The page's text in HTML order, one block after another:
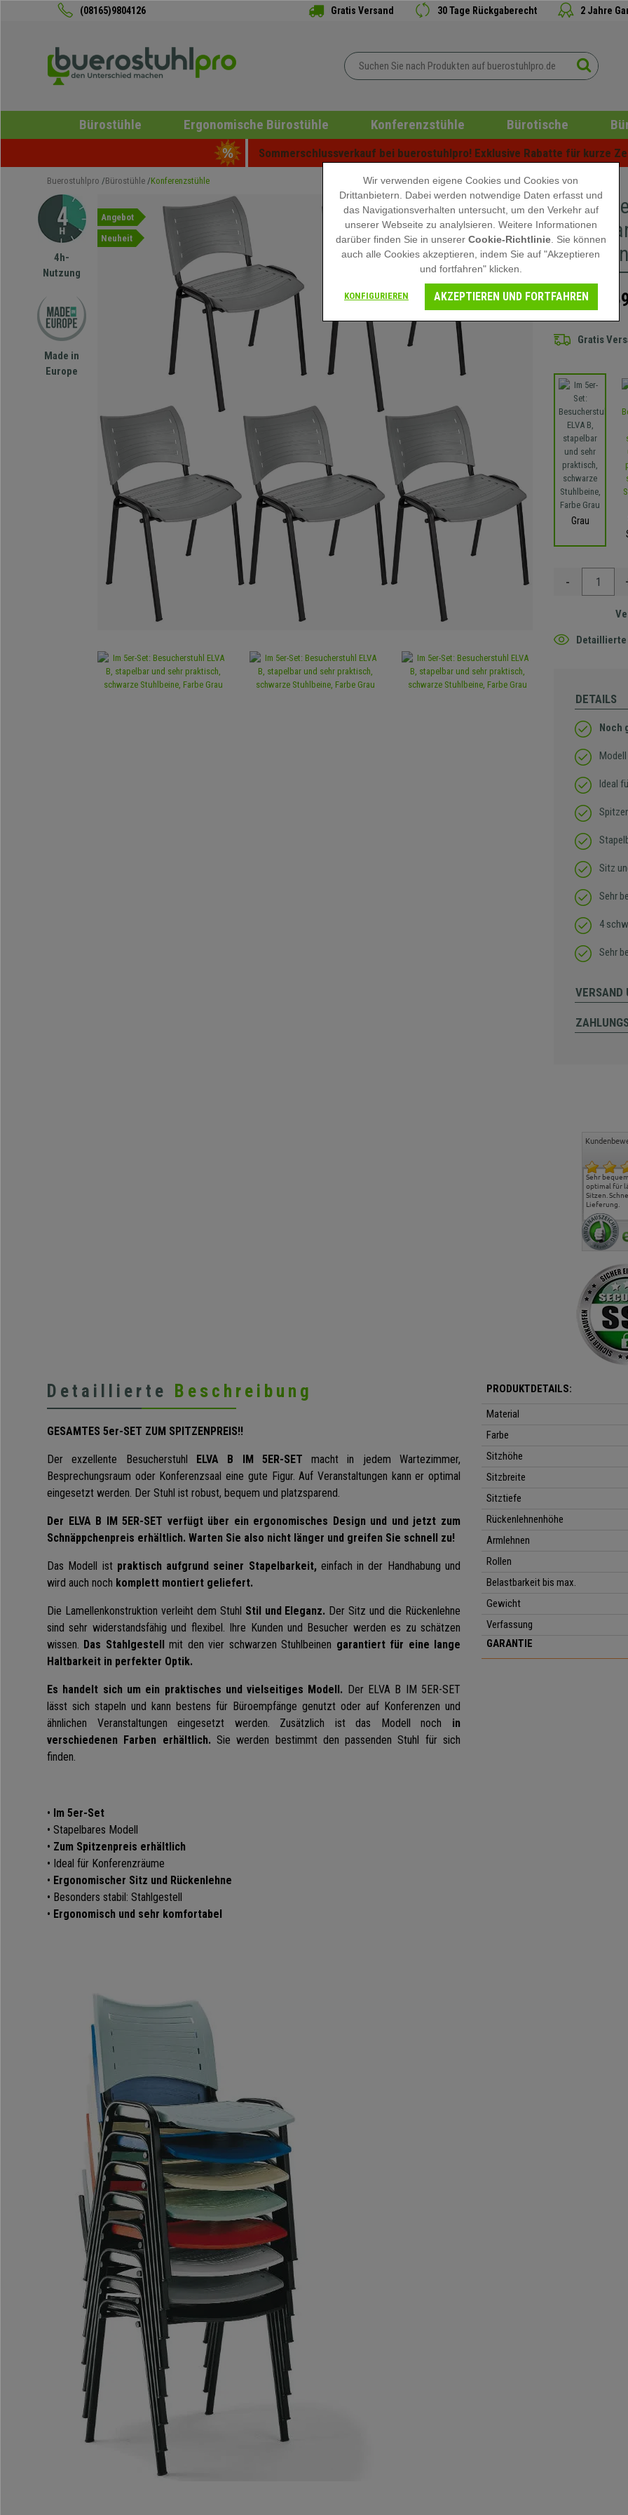
(08165)9804126 Gratis Versand 30 Tage Rückgaberecht 2 Jahre
Bürostühle Ergonomische Bürostühle Konferenzstühle Bürotische
Sommerschlussverkauf bei buerostuhlpro! Exklusive Rabatte für kurze
Buerostuhlpro Bürostühle Konferenzstühle
4h-
Nutzung
Made in
Europe
Angebot
Neuheit
Im 5er-
549,90 €
Gratis
Grau
-
Detaillierte
DETAILS
Noch
Ideal
Sitz
Sehr
4
Sehr
VERSAND
Sehr
optimal für
Sitzen.
Lieferung.
Detaillierte Beschreibung
GESAMTES 5er-SET ZUM SPITZENPREIS!!
Der exzellente Besucherstuhl ELVA B IM 5ER-SET macht in jedem Wartezimmer,
Besprechungsraum oder Konferenzsaal eine gute Figur. Auf Veranstaltungen kann er optimal
eingesetzt werden. Der Stuhl ist robust, bequem und platzsparend.
Der ELVA B IM 5ER-SET verfügt über ein ergonomisches Design und und jetzt zum
Schnäppchenpreis erhältlich. Warten Sie also nicht länger und greifen Sie schnell zu!
Das Modell istpraktisch aufgrund seiner Stapelbarkeit,einfach in der Handhabung und
wird auch noch komplett montiert geliefert.
Die Lamellenkonstruktion verleiht dem Stuhl Stil und Eleganz. Der Sitz und die Rückenlehne
sind sehr widerstandsfähig und flexibel. Ihre Kunden und Besucher werden es zu schätzen
wissen. Das Stahlgestellmit den vier schwarzen Stuhlbeinen garantiert für eine lange
Haltbarkeit in perfekter Optik.
Es handelt sich um ein praktisches und vielseitiges Modell. Der ELVA B IM 5ER-SET
lässt sich stapeln und kann bestens für Büroempfänge genutzt oder auf Konferenzen und
ähnlichen Veranstaltungen eingesetzt werden. Zusätzlich ist das Modell noch in
verschiedenen Farben erhältlich. Sie werden bestimmt den passenden Stuhl für sich
finden.
• Im 5er-Set
• Stapelbares Modell
• Zum Spitzenpreis erhältlich
• Ideal für Konferenzräume
• Ergonomischer Sitz und Rückenlehne
• Besonders stabil: Stahlgestell
• Ergonomisch und sehr komfortabel
PRODUKTDETAILS:
Material
Farbe
Sitzhöhe
Sitzbreite
Sitztiefe
Rückenlehnenhöhe
Armlehnen
Rollen
Belastbarkeit bis max.
Gewicht
Verfassung
GARANTIE
Wir verwenden eigene Cookies und Cookies von
Drittanbietern. Dabei werden notwendige Daten erfasst und
das Navigationsverhalten untersucht, um den Verkehr auf
unserer Webseite zu analylsieren. Weitere Informationen
darüber finden Sie in unserer Cookie-Richtlinie. Sie können
auch alle Cookies akzeptieren, indem Sie auf "Akzeptieren
und fortfahren" klicken.
KONFIGURIEREN AKZEPTIEREN UND FORTFAHREN